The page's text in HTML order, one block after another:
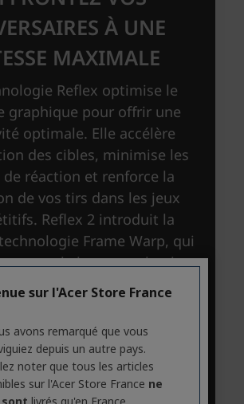
sur l'Acer Store France
avons remarqué que vous
depuis un autre pays.
noter que tous les articles
sur l'Acer Store France ne